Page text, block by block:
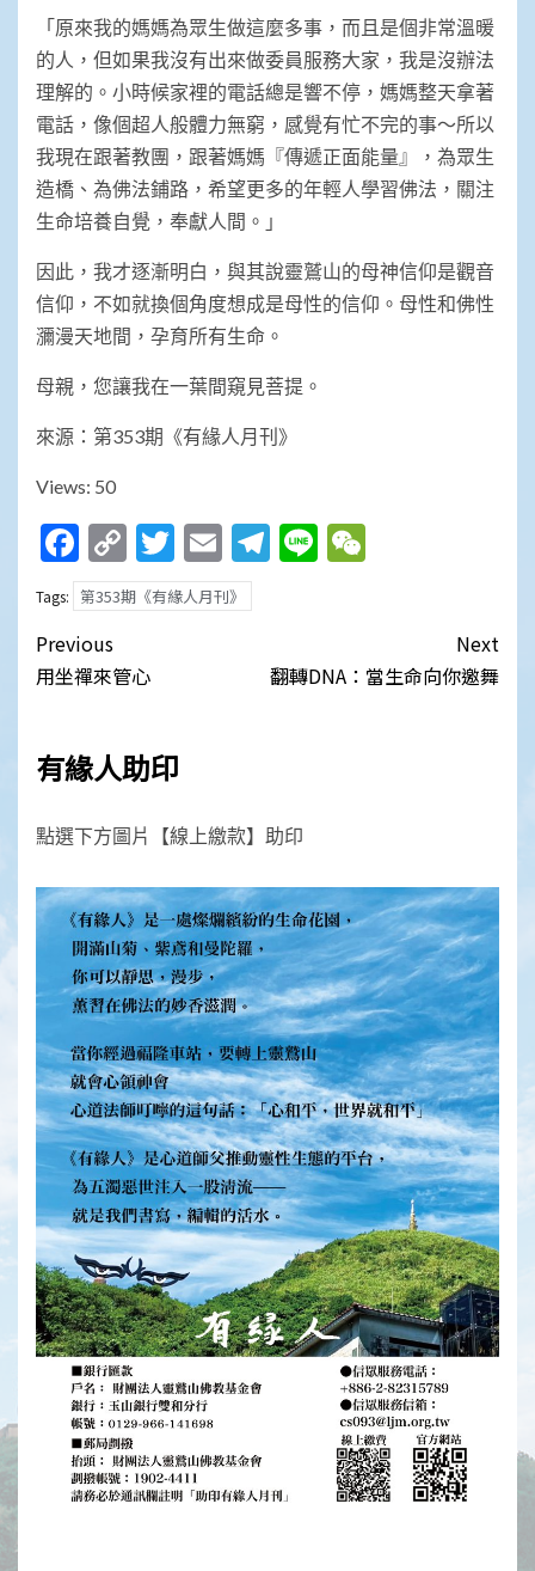
「原來我的媽媽為眾生做這麼多事，而且是個非常溫暖
的人，但如果我沒有出來做委員服務大家，我是沒辦法
理解的。小時候家裡的電話總是響不停，媽媽整天拿著
電話，像個超人般體力無窮，感覺有忙不完的事～所以
我現在跟著教團，跟著媽媽『傳遞正面能量』，為眾生
造橋、為佛法鋪路，希望更多的年輕人學習佛法，關注
生命培養自覺，奉獻人間。」
因此，我才逐漸明白，與其說靈鷲山的母神信仰是觀音
信仰，不如就換個角度想成是母性的信仰。母性和佛性
瀰漫天地間，孕育所有生命。
母親，您讓我在一葉間窺見菩提。
來源：第353期《有緣人月刊》
Views: 50
Facebook
Copy
Link
Twitter
EmailTelegram
Line
Tags: 第353期《有緣人月刊》
Post
navigation
Previous
用坐禪來管心
Next
翻轉DNA：當生命向你邀舞
有緣人助印
點選下方圖片【線上繳款】助印